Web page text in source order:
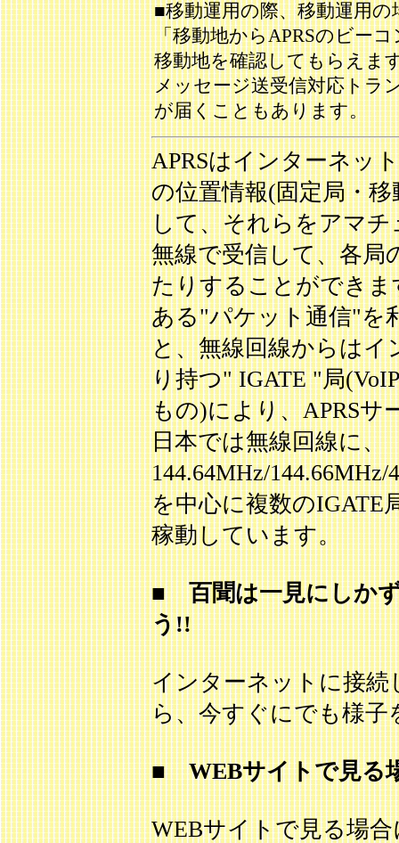
■移動運用の際、移動運用
「移動地からAPRSのビー
移動地を確認してもらえま
メッセージ送受信対応トラ
が届くこともあります。
APRSはインターネッ
の位置情報(固定局・
して、それらをアマ
無線で受信して、各局
たりすることができ
ある"パケット通信"を
と、無線回線からはイ
り持つ" IGATE "局
もの)により、APRSサ
日本では無線回線に、
144.64MHz/
を中心に複数のIGATE
稼動しています。
■百聞は一見にしか
う!!
インターネットに接
ら、今すぐにでも様
■ WEBサイトで見る
WEBサイトで見る場